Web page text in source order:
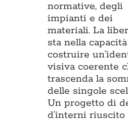
normative, degli
impianti e dei
materiali. La
sta nella
costruire
visiva coerente
trascenda la
delle singole
Un progetto di
d’interni riuscito